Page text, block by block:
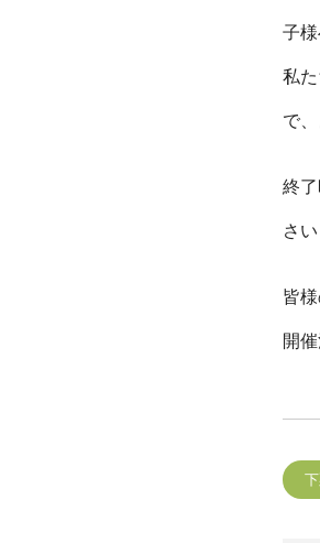
子
私
で
終
さい
皆
開